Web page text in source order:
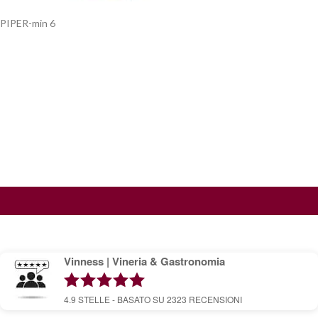
PIPER-min 6
Vinness | Vineria & Gastronomia
4.9 STELLE - BASATO SU 2323 RECENSIONI